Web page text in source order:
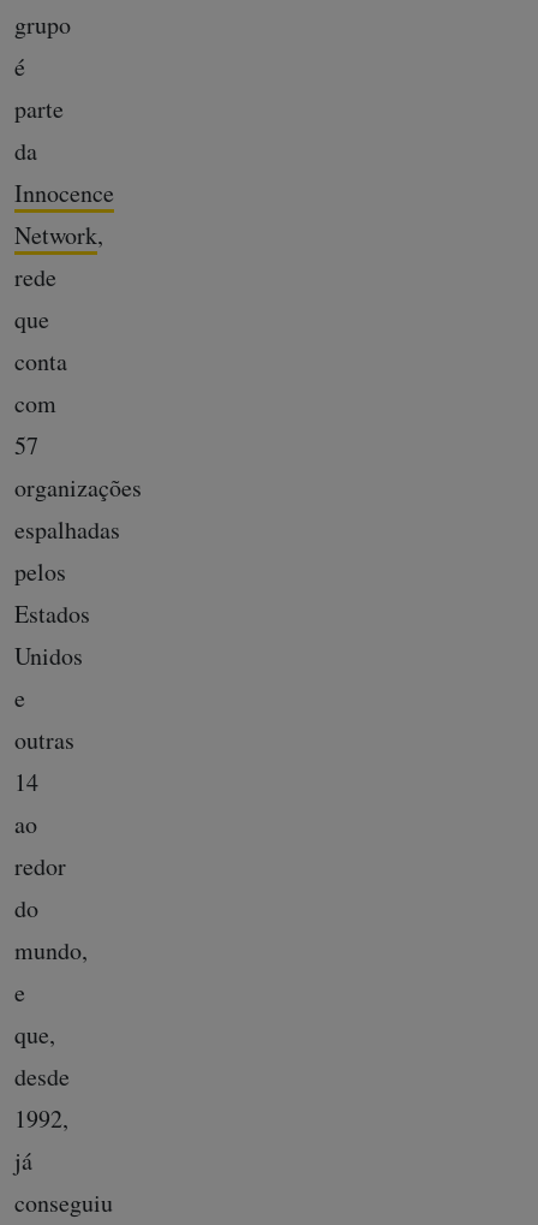
grupo
é
parte
da
Innocence
Network,
rede
que
conta
com
57
organizações
espalhadas
pelos
Estados
Unidos
e
outras
14
ao
redor
do
mundo,
e
que,
desde
1992,
já
conseguiu